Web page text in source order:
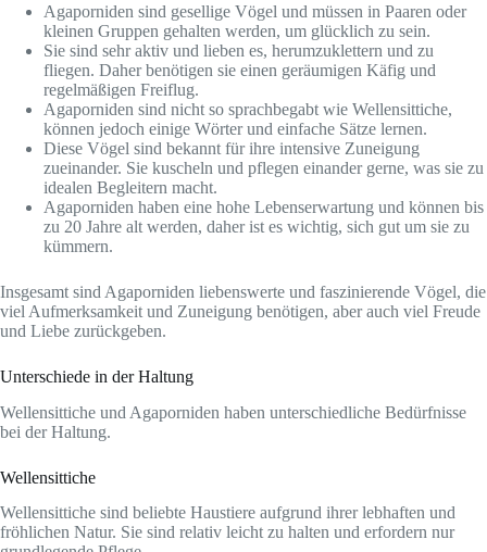
Agaporniden sind gesellige Vögel und müssen in Paaren oder
kleinen Gruppen gehalten werden, um glücklich zu sein.
Sie sind sehr aktiv und lieben es, herumzuklettern und zu
fliegen. Daher benötigen sie einen geräumigen Käfig und
regelmäßigen Freiflug.
Agaporniden sind nicht so sprachbegabt wie Wellensittiche,
können jedoch einige Wörter und einfache Sätze lernen.
Diese Vögel sind bekannt für ihre intensive Zuneigung
zueinander. Sie kuscheln und pflegen einander gerne, was sie zu
idealen Begleitern macht.
Agaporniden haben eine hohe Lebenserwartung und können bis
zu 20 Jahre alt werden, daher ist es wichtig, sich gut um sie zu
kümmern.
Insgesamt sind Agaporniden liebenswerte und faszinierende Vögel, die
viel Aufmerksamkeit und Zuneigung benötigen, aber auch viel Freude
und Liebe zurückgeben.
Unterschiede in der Haltung
Wellensittiche und Agaporniden haben unterschiedliche Bedürfnisse
bei der Haltung.
Wellensittiche
Wellensittiche sind beliebte Haustiere aufgrund ihrer lebhaften und
fröhlichen Natur. Sie sind relativ leicht zu halten und erfordern nur